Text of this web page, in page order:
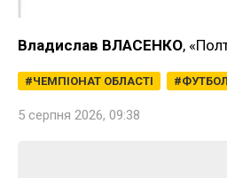
Владислав ВЛАСЕНКО,
ЧЕМПІОНАТ ОБЛАСТІ ФУТБОЛ
5 серпня 2026, 09:38